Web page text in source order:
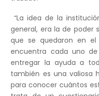
“La idea de la
general, era la de poder
que se quedaron en
encuentra cada uno
entregar la ayuda a
también es una valiosa
para conocer cuántos